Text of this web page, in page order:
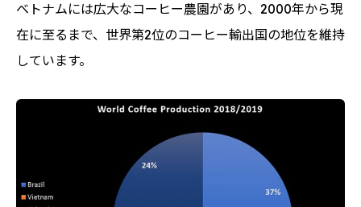
ベトナムには広大なコーヒー農園があり、2000年から現
在に至るまで、世界第2位のコーヒー輸出国の地位を維持
しています。